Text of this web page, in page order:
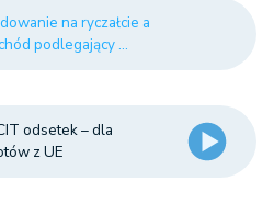
na ryczałcie a
podlegający ...
odsetek – dla
z UE